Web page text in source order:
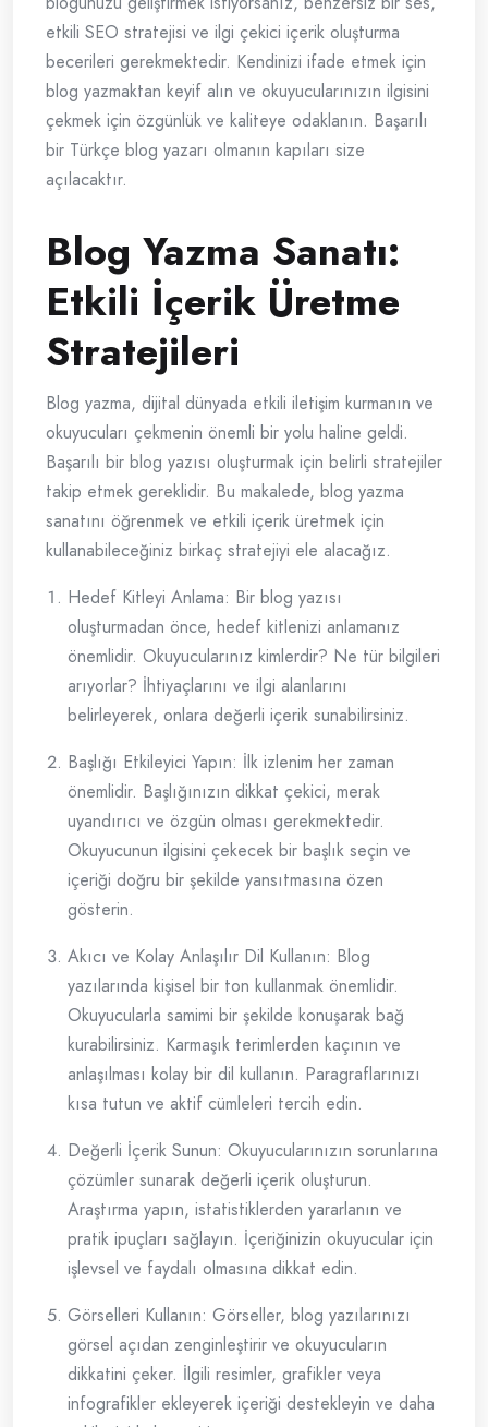
etkili SEO stratejisi ve ilgi çekici içerik oluşturma
becerileri gerekmektedir. Kendinizi ifade etmek için
blog yazmaktan keyif alın ve okuyucularınızın ilgisini
çekmek için özgünlük ve kaliteye odaklanın. Başarılı
bir Türkçe blog yazarı olmanın kapıları size
açılacaktır.
Blog Yazma Sanatı:
Etkili İçerik Üretme
Stratejileri
Blog yazma, dijital dünyada etkili iletişim kurmanın ve
okuyucuları çekmenin önemli bir yolu haline geldi.
Başarılı bir blog yazısı oluşturmak için belirli stratejiler
takip etmek gereklidir. Bu makalede, blog yazma
sanatını öğrenmek ve etkili içerik üretmek için
kullanabileceğiniz birkaç stratejiyi ele alacağız.
Hedef Kitleyi Anlama: Bir blog yazısı
oluşturmadan önce, hedef kitlenizi anlamanız
önemlidir. Okuyucularınız kimlerdir? Ne tür bilgileri
arıyorlar? İhtiyaçlarını ve ilgi alanlarını
belirleyerek, onlara değerli içerik sunabilirsiniz.
Başlığı Etkileyici Yapın: İlk izlenim her zaman
önemlidir. Başlığınızın dikkat çekici, merak
uyandırıcı ve özgün olması gerekmektedir.
Okuyucunun ilgisini çekecek bir başlık seçin ve
içeriği doğru bir şekilde yansıtmasına özen
gösterin.
Akıcı ve Kolay Anlaşılır Dil Kullanın: Blog
yazılarında kişisel bir ton kullanmak önemlidir.
Okuyucularla samimi bir şekilde konuşarak bağ
kurabilirsiniz. Karmaşık terimlerden kaçının ve
anlaşılması kolay bir dil kullanın. Paragraflarınızı
kısa tutun ve aktif cümleleri tercih edin.
Değerli İçerik Sunun: Okuyucularınızın sorunlarına
çözümler sunarak değerli içerik oluşturun.
Araştırma yapın, istatistiklerden yararlanın ve
pratik ipuçları sağlayın. İçeriğinizin okuyucular için
işlevsel ve faydalı olmasına dikkat edin.
Görselleri Kullanın: Görseller, blog yazılarınızı
görsel açıdan zenginleştirir ve okuyucuların
dikkatini çeker. İlgili resimler, grafikler veya
infografikler ekleyerek içeriği destekleyin ve daha